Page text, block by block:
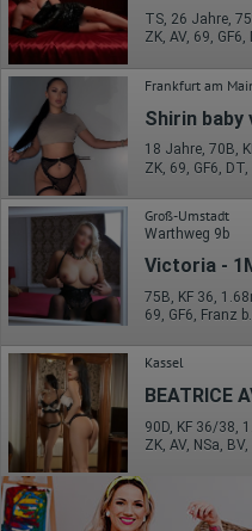
ZK, AV, 69,
Frankfurt am
Shirin baby
ZK, 69, GF6,
Groß-Umstadt
Warthweg 9b
Victoria -
75B, KF 36,
Kassel
BEATRICE
90D, KF 36/38,